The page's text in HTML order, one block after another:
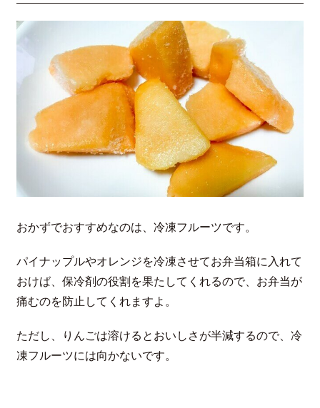
おかずでおすすめなのは、冷凍フルーツです。
パイナップルやオレンジを冷凍させてお弁当箱に入れて
おけば、保冷剤の役割を果たしてくれるので、お弁当が
痛むのを防止してくれますよ。
ただし、りんごは溶けるとおいしさが半減するので、冷
凍フルーツには向かないです。